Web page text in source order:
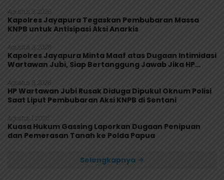
Agustus 3, 2026
Kapolres Jayapura Tegaskan Pembubaran Massa
KNPB untuk Antisipasi Aksi Anarkis
Agustus 3, 2026
Kapolres Jayapura Minta Maaf atas Dugaan Intimidasi
Wartawan Jubi, Siap Bertanggung Jawab Jika HP
Agustus 3, 2026
HP Wartawan Jubi Rusak Diduga Dipukul Oknum Polisi
Saat Liput Pembubaran Aksi KNPB di Sentani
Agustus 1, 2026
Kuasa Hukum Gassing Laporkan Dugaan Penipuan
dan Pemerasan Tanah ke Polda Papua
Selengkapnya